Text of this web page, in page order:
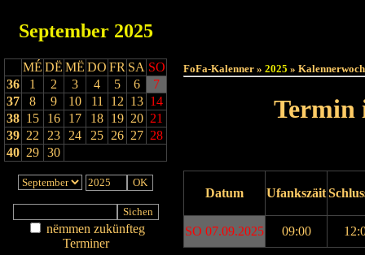
September 2025
MÉ DË MË DO FR SA SO
36
1 2 3 4 5 6
7
37
8 9 10 11 12 13 14
38 15 16 17 18 19 20 21
39 22 23 24 25 26 27 28
40 29 30
nëmmen zukünfteg
Terminer
FoFa-Kalenner » 2025 »
Termin
Datum Ufankszäit
SO 07.09.2025 09:00